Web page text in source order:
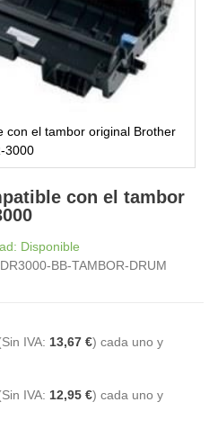
con el tambor original Brother
3000
con el tambor
Disponible
BB-TAMBOR-DRUM
13,67 € cada uno y
12,95 € cada uno y